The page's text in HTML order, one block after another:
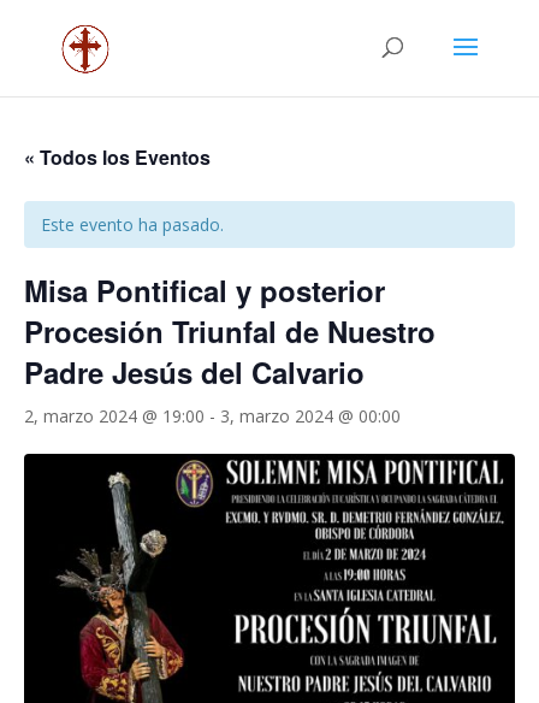
« Todos los Eventos
Este evento ha pasado.
Misa Pontifical y posterior
Procesión Triunfal de Nuestro
Padre Jesús del Calvario
2, marzo 2024 @ 19:00 - 3, marzo 2024 @ 00:00